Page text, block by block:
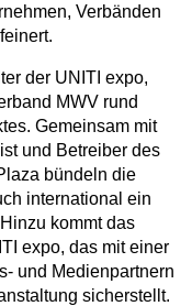
Verbänden
der UNITI expo,
MWV rund
Gemeinsam mit
und Betreiber des
bündeln die
international ein
kommt das
expo, das mit einer
und Medienpartnern
sicherstellt.